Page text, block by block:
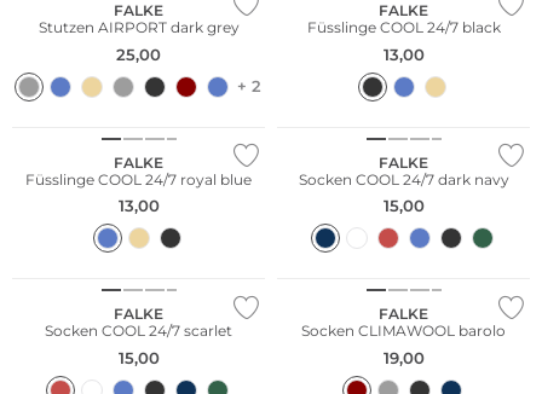
FALKE
Stutzen AIRPORT dark grey
25,00
+ 2
FALKE
Füsslinge COOL 24/7 black
13,00
FALKE
Füsslinge COOL 24/7 royal blue
13,00
Große Größen
FALKE
Socken COOL 24/7 dark navy
15,00
Große Größen
FALKE
Socken COOL 24/7 scarlet
15,00
Merino
FALKE
Socken CLIMAWOOL barolo
19,00